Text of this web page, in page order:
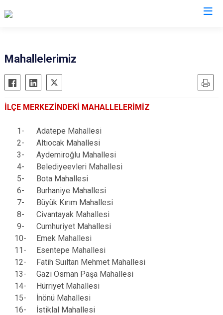
Aladağ
Ceyhan
Feke
Karaisalı
Karataş
Kozan
Pozantı
Tufanbeyli
Sarıçam
Çukurova
Mahallelerimiz
İLÇE MERKEZİNDEKİ MAHALLELERİMİZ
1-
Adatepe Mahallesi
2-
Altıocak Mahallesi
3-
Aydemiroğlu Mahallesi
4-
Belediyeevleri Mahallesi
5-
Bota Mahallesi
6-
Burhaniye Mahallesi
7-
Büyük Kırım Mahallesi
8-
Civantayak Mahallesi
9-
Cumhuriyet Mahallesi
10-
Emek Mahallesi
11-
Esentepe Mahallesi
12-
Fatih Suıltan Mehmet Mahallesi
13-
Gazi Osman Paşa Mahallesi
14-
Hürriyet Mahallesi
15-
İnönü Mahallesi
16-
İstiklal Mahallesi